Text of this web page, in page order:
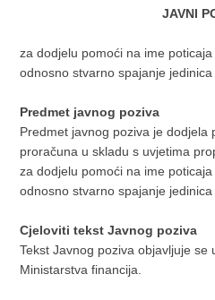
JAVNI
za dodjelu pomoći na ime
odnosno stvarno spajanje
Predmet javnog poziva
Predmet javnog poziva je dodjela
proračuna u skladu s uvjetima
za dodjelu pomoći na ime
odnosno stvarno spajanje
Cjeloviti tekst Javnog poziva
Tekst Javnog poziva objavljuje
Ministarstva financija.